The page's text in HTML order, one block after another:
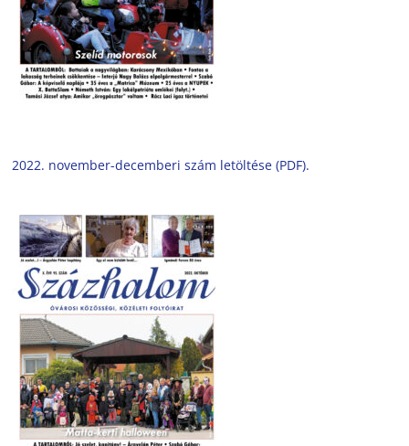
2022. november-decemberi szám letöltése (PDF).